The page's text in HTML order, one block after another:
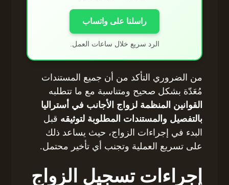
راسلنا على واتساب
الرد سريع خلال ساعات العمل.
من الضروري التأكد من أن جميع المستندات
مُعَدّة بشكل صحيح ومتناسبة مع ما تتطلبه
القوانين المنظمة لزواج الأجانب في أستراليا
بالتفصيل والمستندات المطلوبة لتوثيقه قبل
البدء في إجراءات الزواج، حيث يساعد ذلك
على تسريع العملية وتجنب أي تأخير محتمل.
إجراءات تسجيل الزواج